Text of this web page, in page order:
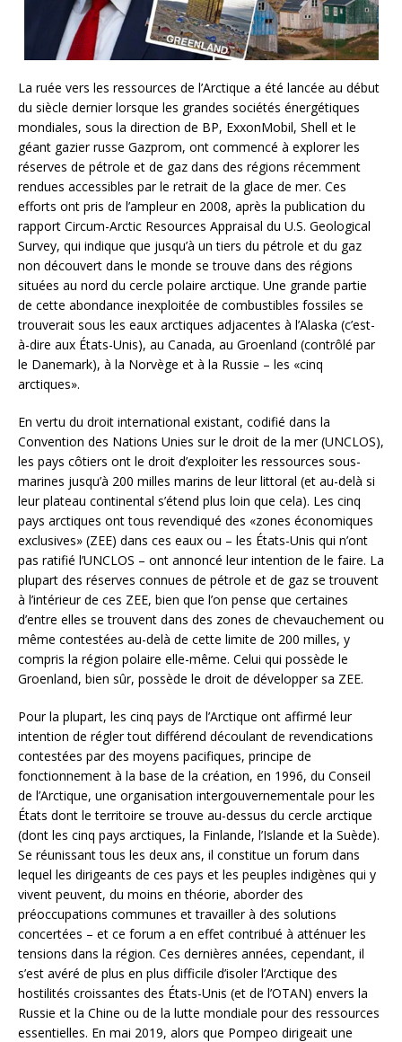
La ruée vers les ressources de l’Arctique a été lancée au début
du siècle dernier lorsque les grandes sociétés énergétiques
mondiales, sous la direction de BP, ExxonMobil, Shell et le
géant gazier russe Gazprom, ont commencé à explorer les
réserves de pétrole et de gaz dans des régions récemment
rendues accessibles par le retrait de la glace de mer. Ces
efforts ont pris de l’ampleur en 2008, après la publication du
rapport Circum-Arctic Resources Appraisal du U.S. Geological
Survey, qui indique que jusqu’à un tiers du pétrole et du gaz
non découvert dans le monde se trouve dans des régions
situées au nord du cercle polaire arctique. Une grande partie
de cette abondance inexploitée de combustibles fossiles se
trouverait sous les eaux arctiques adjacentes à l’Alaska (c’est-
à-dire aux États-Unis), au Canada, au Groenland (contrôlé par
le Danemark), à la Norvège et à la Russie – les «cinq
arctiques».
En vertu du droit international existant, codifié dans la
Convention des Nations Unies sur le droit de la mer (UNCLOS),
les pays côtiers ont le droit d’exploiter les ressources sous-
marines jusqu’à 200 milles marins de leur littoral (et au-delà si
leur plateau continental s’étend plus loin que cela). Les cinq
pays arctiques ont tous revendiqué des «zones économiques
exclusives» (ZEE) dans ces eaux ou – les États-Unis qui n’ont
pas ratifié l’UNCLOS – ont annoncé leur intention de le faire. La
plupart des réserves connues de pétrole et de gaz se trouvent
à l’intérieur de ces ZEE, bien que l’on pense que certaines
d’entre elles se trouvent dans des zones de chevauchement ou
même contestées au-delà de cette limite de 200 milles, y
compris la région polaire elle-même. Celui qui possède le
Groenland, bien sûr, possède le droit de développer sa ZEE.
Pour la plupart, les cinq pays de l’Arctique ont affirmé leur
intention de régler tout différend découlant de revendications
contestées par des moyens pacifiques, principe de
fonctionnement à la base de la création, en 1996, du Conseil
de l’Arctique, une organisation intergouvernementale pour les
États dont le territoire se trouve au-dessus du cercle arctique
(dont les cinq pays arctiques, la Finlande, l’Islande et la Suède).
Se réunissant tous les deux ans, il constitue un forum dans
lequel les dirigeants de ces pays et les peuples indigènes qui y
vivent peuvent, du moins en théorie, aborder des
préoccupations communes et travailler à des solutions
concertées – et ce forum a en effet contribué à atténuer les
tensions dans la région. Ces dernières années, cependant, il
s’est avéré de plus en plus difficile d’isoler l’Arctique des
hostilités croissantes des États-Unis (et de l’OTAN) envers la
Russie et la Chine ou de la lutte mondiale pour des ressources
essentielles. En mai 2019, alors que Pompeo dirigeait une